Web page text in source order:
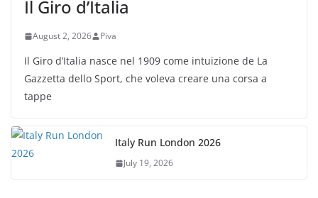
Il Giro d’Italia
August 2, 2026 Piva
Il Giro d’Italia nasce nel 1909 come intuizione de La
Gazzetta dello Sport, che voleva creare una corsa a
tappe
Italy Run London 2026
July 19, 2026